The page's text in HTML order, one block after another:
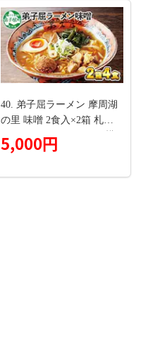
40. 弟子屈ラーメン 摩周湖
の里 味噌 2食入×2箱 札幌
ラーメン みそラーメン 横
町 らーめん専門店 みそ ミ
5,000円